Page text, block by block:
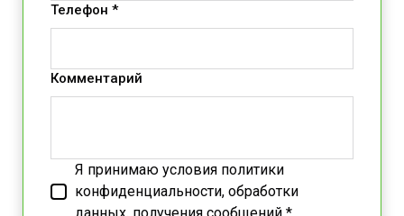
Телефон *
Комментарий
Я принимаю условия политики
конфиденциальности, обработки